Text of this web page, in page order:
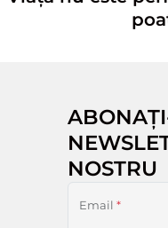
NOSTRU
Email *